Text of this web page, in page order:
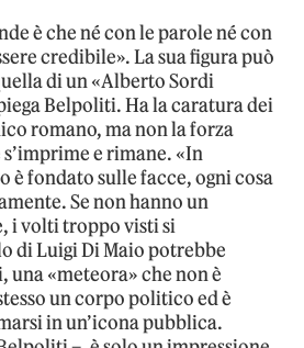
è che né con le parole né con
credibile». La sua figura può
di un «Alberto Sordi
Belpoliti. Ha la caratura dei
romano, ma non la forza
e rimane. «In
è fondato sulle facce, ogni cosa
Se non hanno un
i volti troppo visti si
di Luigi Di Maio potrebbe
una «meteora» che non è
un corpo politico ed è
in un’icona pubblica.